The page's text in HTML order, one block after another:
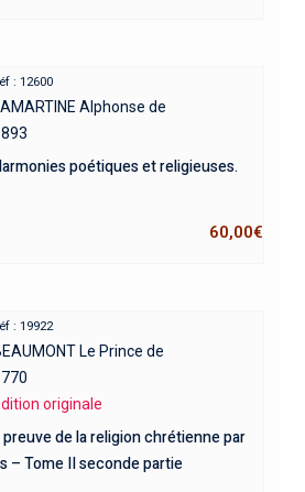
: 12600
Alphonse de
poétiques et religieuses.
60,00€
: 19922
Le Prince de
originale
de la religion chrétienne par
– Tome II seconde partie